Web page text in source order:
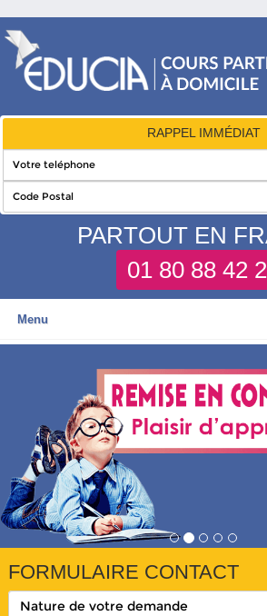
RAPPEL IMMÉDIAT
PARTOUT EN
01 80 88 42
Menu
FORMULAIRE CONTACT
Nature de votre demande